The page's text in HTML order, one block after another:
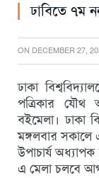
ঢাবিতে ৭ম
ON DECEMBER 27,
ঢাকা
পত্রিকার
বইমেলা। ঢাকা
মঙ্গলবার সকালে
উপাচার্য
এ মেলা চলবে